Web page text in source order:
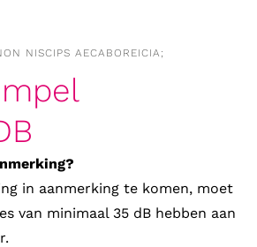
NISCIPS AECABOREICIA;
in aanmerking te komen, moet
van minimaal 35 dB hebben aan